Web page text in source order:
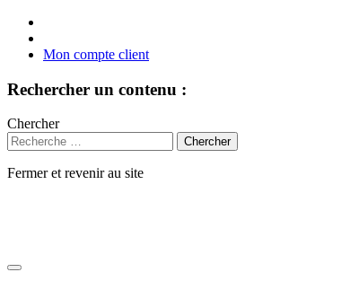
Mon compte client
Rechercher un contenu :
Chercher
Fermer et revenir au site